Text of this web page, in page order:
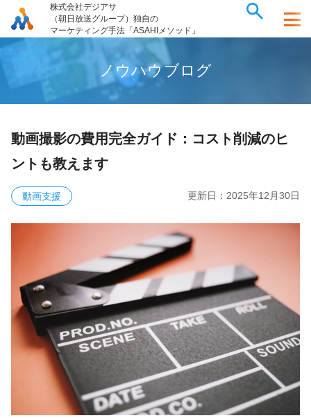
株式会社デジアサ
（朝日放送グループ）独自の
マーケティング手法「ASAHIメソッド」
ノウハウブロ グ
動画撮影の費用完全ガイド：コスト削減のヒ
ントも教えます
動画支援 更新日： 2025年12月30日